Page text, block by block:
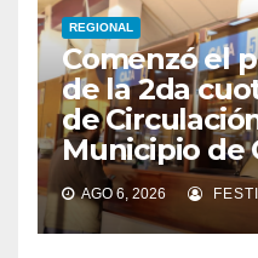
REGIONAL
Comenzó el
de la 2da
de
Municipio de
AGO 6, 2026